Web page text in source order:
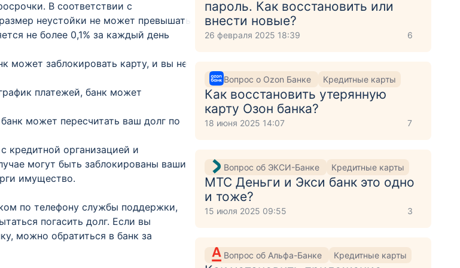
В соответствии с
неустойки не может превышать
не более 0,1% за каждый день
может заблокировать карту, и вы не
платежей, банк может
может пересчитать ваш долг по
кредитной организацией и
могут быть заблокированы ваши
имущество.
по телефону службы поддержки,
погасить долг. Если вы
можно обратиться в банк за
пароль. Как восстановить или
внести новые?
26 февраля 2025 18:39 6
Вопрос о Ozon Банке Кредитные карты
Как восстановить утерянную
карту Озон банка?
18 июня 2025 14:07 7
Вопрос об ЭКСИ-Банке Кредитные карты
МТС Деньги и Экси банк это одно
и тоже?
15 июля 2025 09:55 3
Вопрос об Альфа-Банке Кредитные карты